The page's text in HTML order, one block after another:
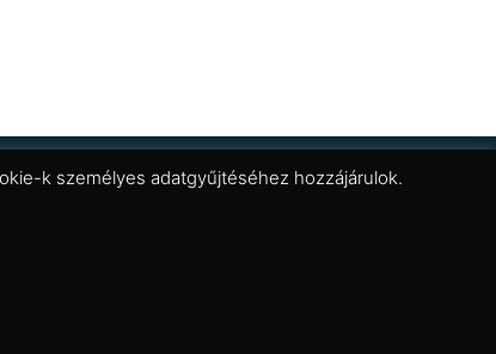
k személyes adatgyűjtéséhez hozzájárulok.